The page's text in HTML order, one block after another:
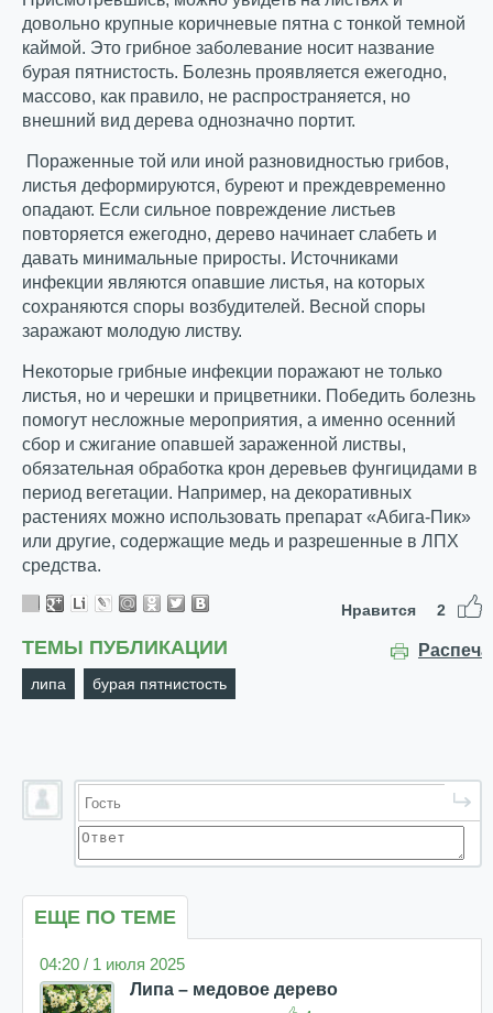
довольно крупные коричневые пятна с тонкой темной
каймой. Это грибное заболевание носит название
бурая пятнистость. Болезнь проявляется ежегодно,
массово, как правило, не распространяется, но
внешний вид дерева однозначно портит.
Пораженные той или иной разновидностью грибов,
листья деформируются, буреют и преждевременно
опадают. Если сильное повреждение листьев
повторяется ежегодно, дерево начинает слабеть и
давать минимальные приросты. Источниками
инфекции являются опавшие листья, на которых
сохраняются споры возбудителей. Весной споры
заражают молодую листву.
Некоторые грибные инфекции поражают не только
листья, но и черешки и прицветники. Победить болезнь
помогут несложные мероприятия, а именно осенний
сбор и сжигание опавшей зараженной листвы,
обязательная обработка крон деревьев фунгицидами в
период вегетации. Например, на декоративных
растениях можно использовать препарат «Абига-Пик»
или другие, содержащие медь и разрешенные в ЛПХ
средства.
Нравится 2
ТЕМЫ ПУБЛИКАЦИИ
липа бурая пятнистость
ЕЩЕ ПО ТЕМЕ
04:20 / 1 июля 2025
Липа – медовое дерево